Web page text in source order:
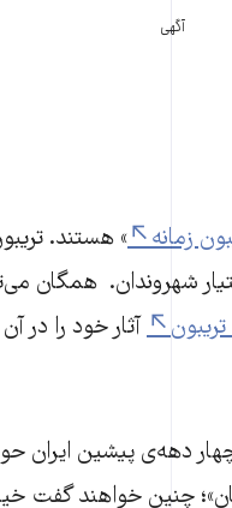
آگهی
زمانه
» هستند.
شهروندان. همگان
آثار خود را در
دهه‌ی پیشین ایران
چنین خواهند گفت